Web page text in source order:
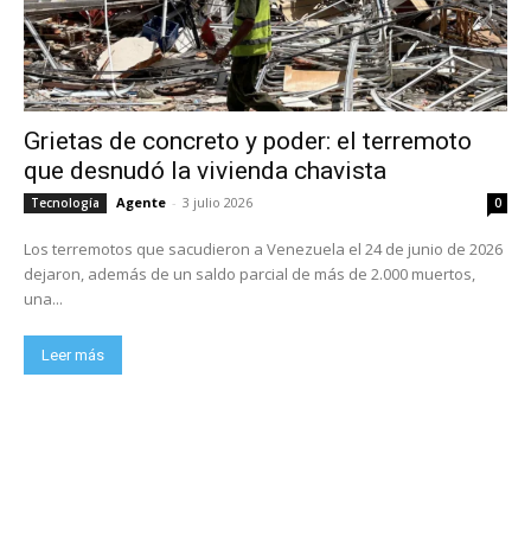
Grietas de concreto y poder: el terremoto
que desnudó la vivienda chavista
Tecnología Agente - 3 julio 2026 0
Los terremotos que sacudieron a Venezuela el 24 de junio de 2026
dejaron, además de un saldo parcial de más de 2.000 muertos,
una...
Leer más